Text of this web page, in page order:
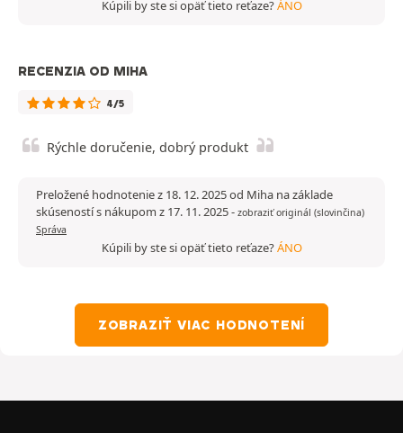
Kúpili by ste si opäť tieto reťaze?ÁNO
RECENZIA OD MIHA
4/5
Rýchle doručenie, dobrý produkt
Preložené hodnotenie z 18. 12. 2025 od Miha na základe
skúseností s nákupom z 17. 11. 2025- zobraziť originál (slovinčina)
Správa
Kúpili by ste si opäť tieto reťaze?ÁNO
ZOBRAZIŤ VIAC HODNOTENÍ